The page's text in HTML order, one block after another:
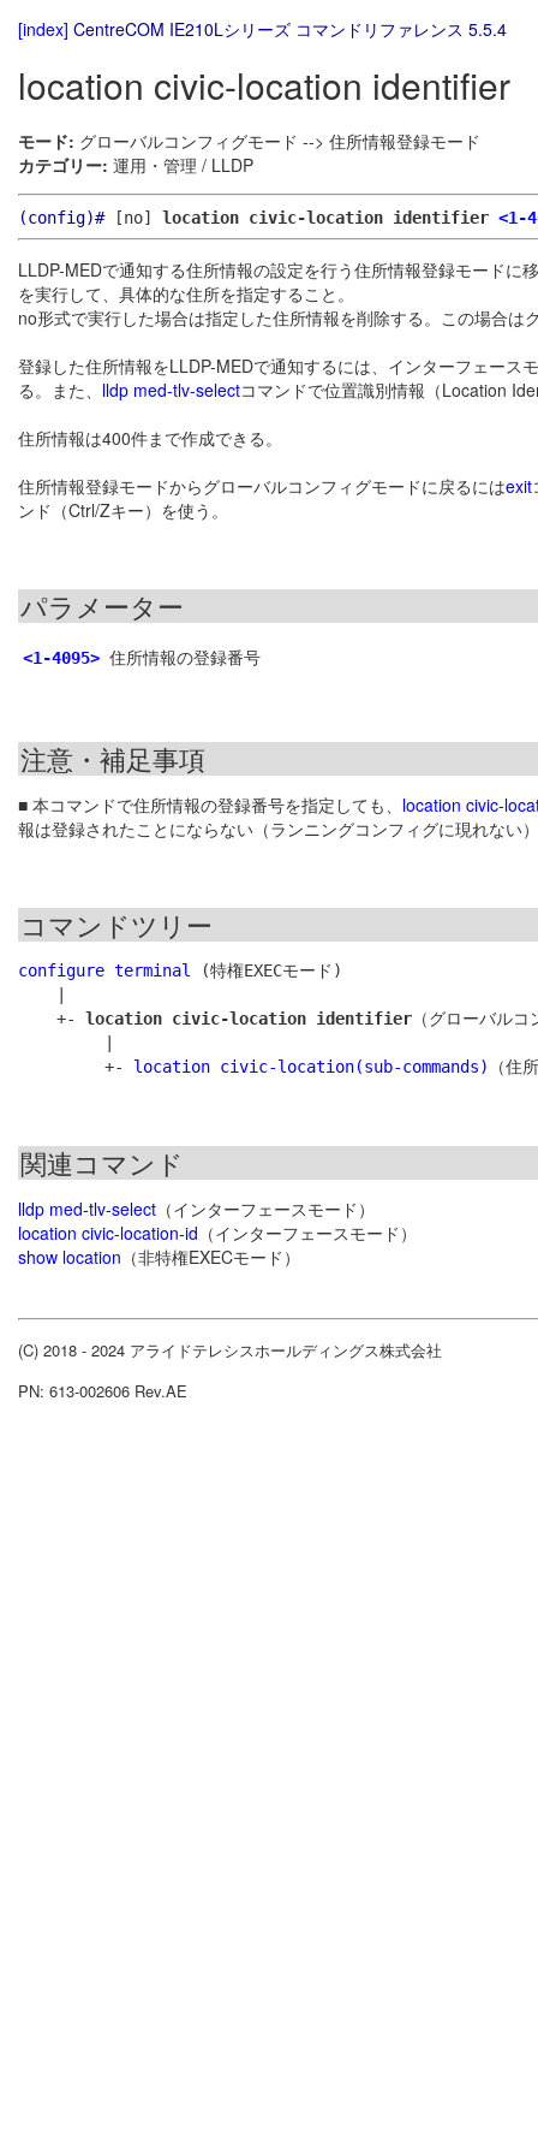
[index] CentreCOM IE210Lシリーズ コマンドリファレンス 5.5.4
location civic-location identifier
モード: グローバルコンフィグモード --> 住所情報登録モード
カテゴリー: 運用・管理 / LLDP
(config)#[no] location civic-location identifier <1-
LLDP-MEDで通知する住所情報の設定を行う住所情報登録モードに
を実行して、具体的な住所を指定すること。
no形式で実行した場合は指定した住所情報を削除する。この場合は
登録した住所情報をLLDP-MEDで通知するには、インターフェース
る。また、 lldp med-tlv-selectコマンドで位置識別情報（Location
住所情報は400件まで作成できる。
住所情報登録モードからグローバルコンフィグモードに戻るにはexit
ンド（Ctrl/Zキー）を使う。
パラメーター
<1-4095> 住所情報の登録番号
注意・補足事項
■ 本コマンドで住所情報の登録番号を指定しても、 location civic-
報は登録されたことにならない（ランニングコンフィグに現れない
コマンドツリー
configure terminal
(特権EXECモード)
    +-
location civic-location identifier （グローバル
         +-
location civic-location(sub-commands)
関連コマンド
lldp med-tlv-select （インターフェースモード）
location civic-location-id （インターフェースモード）
show location （非特権EXECモード）
(C) 2018 - 2024 アライドテレシスホールディングス株式会社
PN: 613-002606 Rev.AE